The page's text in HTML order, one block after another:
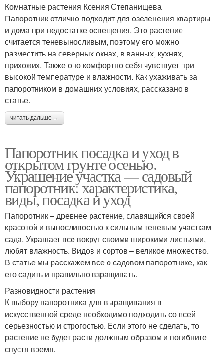
Комнатные растения Ксения Степанищева
Папоротник отлично подходит для озеленения квартиры
и дома при недостатке освещения. Это растение
считается теневыносливым, поэтому его можно
разместить на северных окнах, в ванных, кухнях,
прихожих. Также оно комфортно себя чувствует при
высокой температуре и влажности. Как ухаживать за
папоротником в домашних условиях, рассказано в
статье.
читать дальше →
Папоротник посадка и уход в
открытом грунте осенью.
Украшение участка — садовый
папоротник: характеристика,
виды, посадка и уход
Папоротник – древнее растение, славящийся своей
красотой и выносливостью к сильным теневым участкам
сада. Украшает все вокруг своими широкими листьями,
любят влажность. Видов и сортов – великое множество.
В статье мы расскажем все о садовом папоротнике, как
его садить и правильно взращивать.
Разновидности растения
К выбору папоротника для выращивания в
искусственной среде необходимо подходить со всей
серьезностью и строгостью. Если этого не сделать, то
растение не будет расти должным образом и погибните
спустя время.